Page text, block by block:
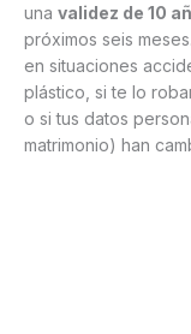
una validez de 10
próximos seis
en situaciones
plástico, si te lo
o si tus datos
matrimonio) han